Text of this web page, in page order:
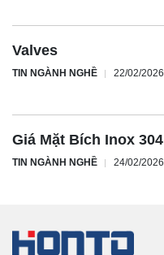
Valves
TIN NGÀNH NGHỀ 22/02/2026
Giá Mặt Bích Inox 304
TIN NGÀNH NGHỀ 24/02/2026